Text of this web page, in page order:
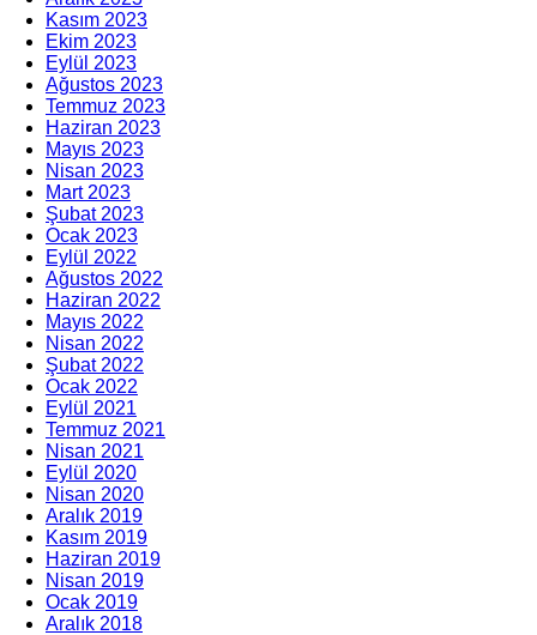
Kasım 2023
Ekim 2023
Eylül 2023
Ağustos 2023
Temmuz 2023
Haziran 2023
Mayıs 2023
Nisan 2023
Mart 2023
Şubat 2023
Ocak 2023
Eylül 2022
Ağustos 2022
Haziran 2022
Mayıs 2022
Nisan 2022
Şubat 2022
Ocak 2022
Eylül 2021
Temmuz 2021
Nisan 2021
Eylül 2020
Nisan 2020
Aralık 2019
Kasım 2019
Haziran 2019
Nisan 2019
Ocak 2019
Aralık 2018